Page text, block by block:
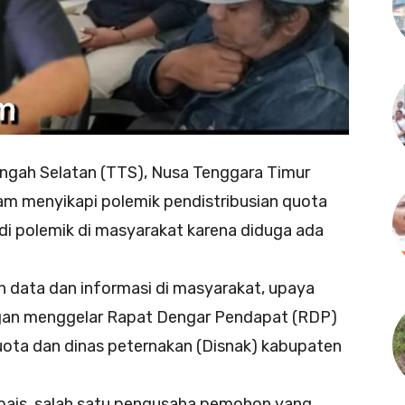
Selatan (TTS), Nusa Tenggara Timur
menyikapi polemik pendistribusian quota
polemik di masyarakat karena diduga ada
dan informasi di masyarakat, upaya
menggelar Rapat Dengar Pendapat (RDP)
dan dinas peternakan (Disnak) kabupaten